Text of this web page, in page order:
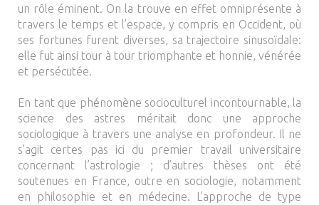
un rôle éminent. On la trouve en effet omniprésente à
travers le temps et l’espace, y compris en Occident, où
ses fortunes furent diverses, sa trajectoire sinusoïdale:
elle fut ainsi tour à tour triomphante et honnie, vénérée
et persécutée.
En tant que phénomène socioculturel incontournable, la
science des astres méritait donc une approche
sociologique à travers une analyse en profondeur. Il ne
s’agit certes pas ici du premier travail universitaire
concernant l’astrologie ; d’autres thèses ont été
soutenues en France, outre en sociologie, notamment
en philosophie et en médecine. L’approche de type